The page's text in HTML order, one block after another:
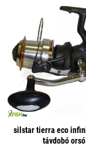
silstar tierra eco
távdobó orsó